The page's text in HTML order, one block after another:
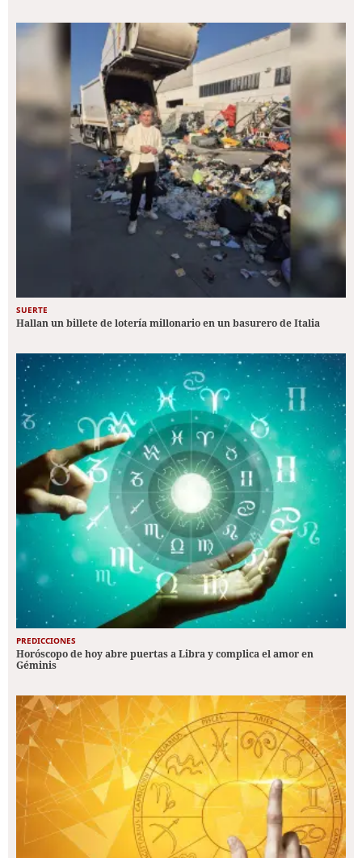
SUERTE
Hallan un billete de lotería millonario en un basurero de Italia
PREDICCIONES
Horóscopo de hoy abre puertas a Libra y complica el amor en
Géminis